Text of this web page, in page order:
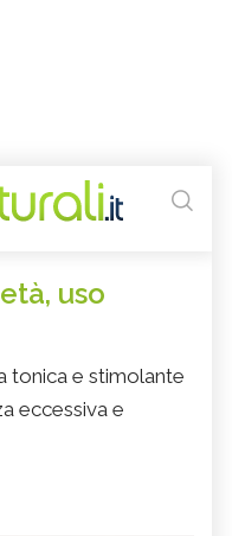
uso
tonica e stimolante
eccessiva e